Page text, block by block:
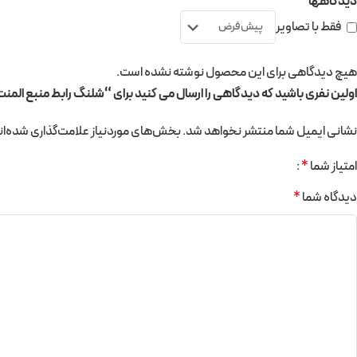
فقط با تصاویر
هیچ دیدگاهی برای این محصول نوشته نشده است.
اولین نفری باشید که دیدگاهی را ارسال می کنید برای “شلنگ رابط منبع
نشانی ایمیل شما منتشر نخواهد شد.بخش‌های موردنیاز علامت‌گذاری
امتیاز شما*
دیدگاه شما*